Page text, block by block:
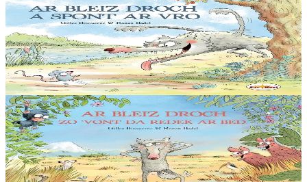
Ar Bleiz Droch a spont ar Vro
"Me eo ar Bleiz, spontailh ar vro ! a ra deoc’h krenañ tro-war-dro !
Spontit, tudoù, spontit, loened ! An holl ganin a vo debret !”
Er stok13,50 €
5 bloaz hag ouzhpenn
Sav-heol
Ar Bleiz Droch zo 'vont da redek ar bed
Hiziv emañ ar Bleiz Droch oc'h en em soñjal ha hir e kav e amzer. «
Chom da chaseal er vro-mañ, sed a zo un torr-penn eus ar re